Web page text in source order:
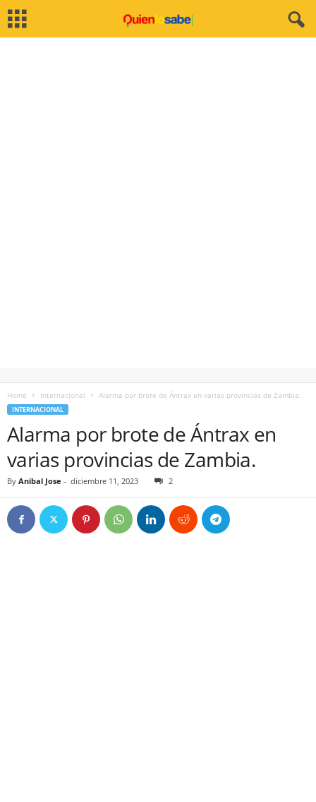
Home Internacional Alarma por brote de Ántrax en varias provincias de Zambia.
INTERNACIONAL
Alarma por brote de Ántrax en
varias provincias de Zambia.
By Anibal Jose - diciembre 11, 2023 2